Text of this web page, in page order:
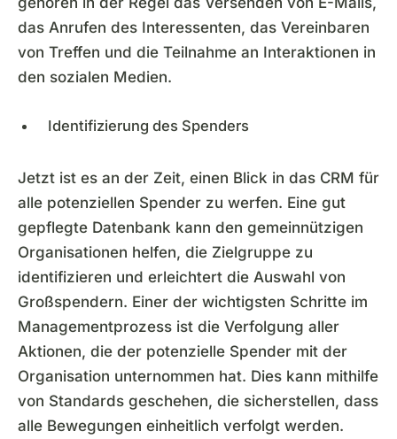
das Anrufen des Interessenten, das Vereinbaren
von Treffen und die Teilnahme an Interaktionen in
den sozialen Medien.
Identifizierung des Spenders
Jetzt ist es an der Zeit, einen Blick in das CRM für
alle potenziellen Spender zu werfen. Eine gut
gepflegte Datenbank kann den gemeinnützigen
Organisationen helfen, die Zielgruppe zu
identifizieren und erleichtert die Auswahl von
Großspendern. Einer der wichtigsten Schritte im
Managementprozess ist die Verfolgung aller
Aktionen, die der potenzielle Spender mit der
Organisation unternommen hat. Dies kann mithilfe
von Standards geschehen, die sicherstellen, dass
alle Bewegungen einheitlich verfolgt werden.